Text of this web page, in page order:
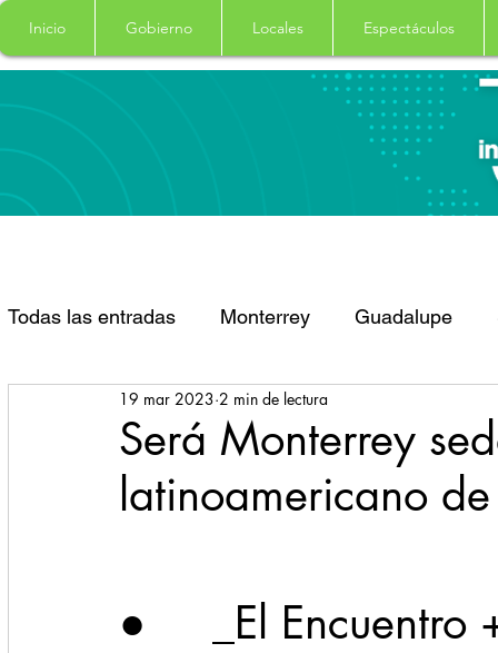
Inicio Gobierno Locales Espectáculos
Todas las entradas Monterrey Guadalupe
Santa Catarina San Pedro Garza Garcia
Espectaculos Clima Principal Salud
Será Monterrey
latinoamericano
19 mar 2023 2 min de lectura
●     _El